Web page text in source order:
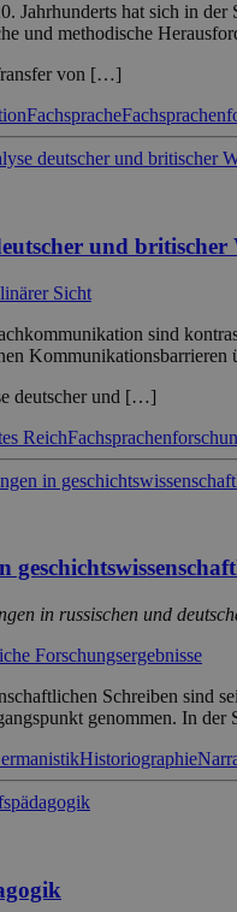
Jahrhunderts hat sich in
und methodische
von […]
Fachsprache
und britischer
Sicht
sind
Kommunikationsbarrieren
deutscher und […]
Reich
in russischen und
Forschungsergebnisse
Schreiben sind
genommen. In
Historiographie